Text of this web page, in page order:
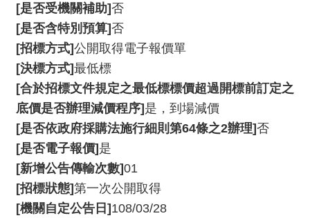
廳
便
民
服
務
資
訊
公
開
隱
[是否受機關補助]否
[是否含特別預算]否
[招標方式]公開取得電子報價單
[決標方式]最低標
[合於招標文件規定之最低標標價超過開標前訂定之
底價是否辦理減價程序]是，到場減價
[是否依政府採購法施行細則第64條之2辦理]否
[是否電子報價]是
[新增公告傳輸次數]01
[招標狀態]第一次公開取得
[機關自定公告日]108/03/28